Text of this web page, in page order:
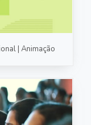
| Animação